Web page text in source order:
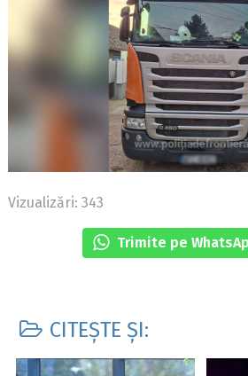
Vizualizări: 343
Trimite pe
CITEȘTE ȘI: